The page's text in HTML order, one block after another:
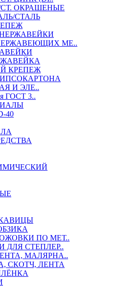
ОКРАШЕНЫЕ
СТАЛЬ
МЕ..
КРЕПЕЖ
И ЭЛЕ..
ГОСТ 3..
40
ПО МЕТ..
ДЛЯ СТЕПЛЕР..
МАЛЯРНА..
СКОТЧ, ЛЕНТА